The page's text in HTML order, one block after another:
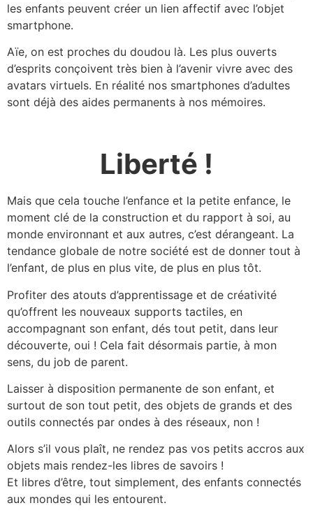
les enfants peuvent créer un lien affectif avec l’objet
smartphone.
Aïe, on est proches du doudou là. Les plus ouverts
d’esprits conçoivent très bien à l’avenir vivre avec des
avatars virtuels. En réalité nos smartphones d’adultes
sont déjà des aides permanents à nos mémoires.
Liberté !
Mais que cela touche l’enfance et la petite enfance, le
moment clé de la construction et du rapport à soi, au
monde environnant et aux autres, c’est dérangeant. La
tendance globale de notre société est de donner tout à
l’enfant, de plus en plus vite, de plus en plus tôt.
Profiter des atouts d’apprentissage et de créativité
qu’offrent les nouveaux supports tactiles, en
accompagnant son enfant, dés tout petit, dans leur
découverte, oui ! Cela fait désormais partie, à mon
sens, du job de parent.
Laisser à disposition permanente de son enfant, et
surtout de son tout petit, des objets de grands et des
outils connectés par ondes à des réseaux, non !
Alors s’il vous plaît, ne rendez pas vos petits accros aux
objets mais rendez-les libres de savoirs !
Et libres d’être, tout simplement, des enfants connectés
aux mondes qui les entourent.